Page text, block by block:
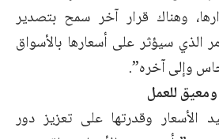
وهناك قرار آخر سمح بتصدير
الذي سيؤثر على أسعارها بالأسواق
وإلى آخره”.
للعمل
الأسعار وقدرتها على تعزيز دور